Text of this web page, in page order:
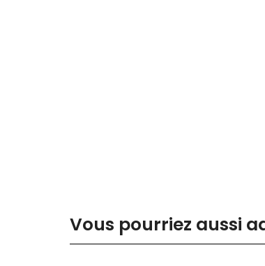
Vous pourriez aussi